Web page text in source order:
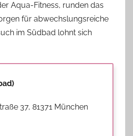
Aqua-Fitness, runden das
für abwechslungsreiche
im Südbad lohnt sich
37, 81371 München